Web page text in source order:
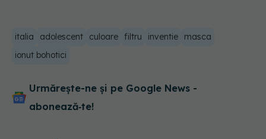
italia adolescent culoare filtru inventie
masca
ionut bohotici
Urmărește-ne și pe Google News -
abonează‑te!